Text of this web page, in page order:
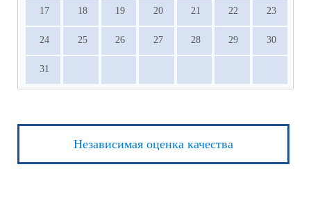
17 18 19 20 21 22 23
24 25 26 27 28 29 30
31
Независимая оценка качества